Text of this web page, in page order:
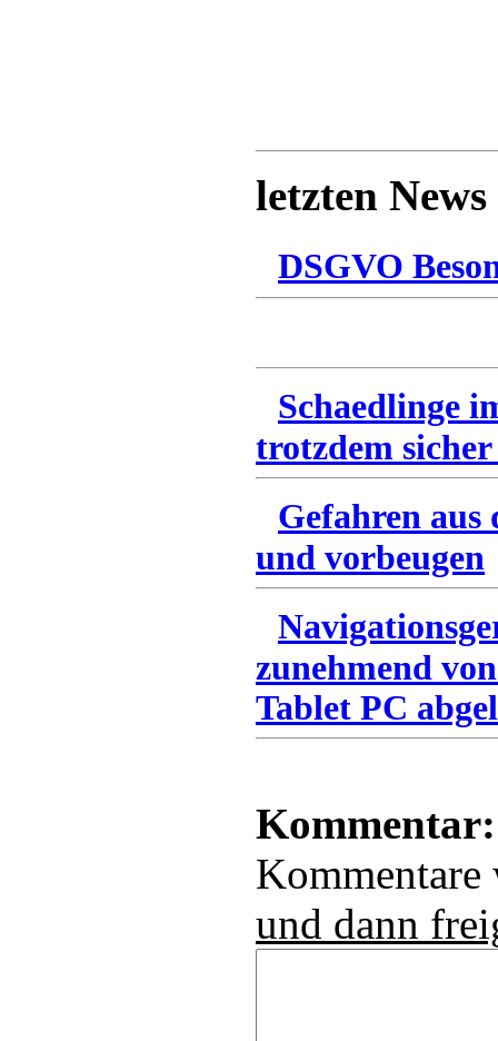
letzten News
DSGVO
Schaedlinge
trotzdem
Gefahren
und vorbeugen
zunehmend
Tablet PC
Kommentar:
und dann